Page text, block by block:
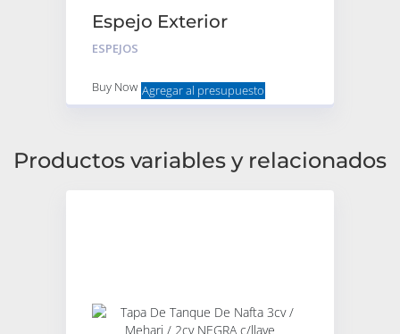
Espejo Exterior
Furgoneta – Derecho
ESPEJOS
Buy Now Agregar al presupuesto
Productos variables y relacionados